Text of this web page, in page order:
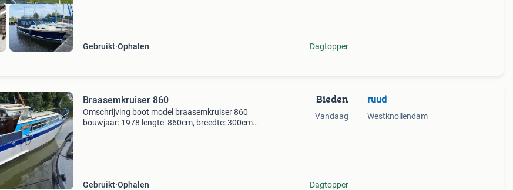
Gebruikt Ophalen Dagtopper
Braasemkruiser 860
Omschrijving boot model braasemkruiser 860
bouwjaar: 1978 lengte: 860cm, breedte: 300cm
Gebruikt Ophalen
Bieden
Vandaag
Dagtopper
ruud
Westknollendam